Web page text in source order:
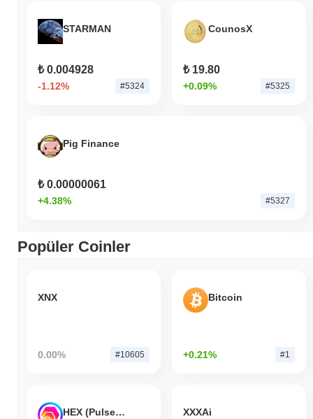
STARMAN
₺ 0.004928
-1.12% #5324
CounosX
₺ 19.80
+0.09% #5325
Pig Finance
₺ 0.00000061
+4.38% #5327
Popüler Coinler
XNX
0.00% #10605
Bitcoin
+0.21% #1
HEX (Pulsechain) XXXAi